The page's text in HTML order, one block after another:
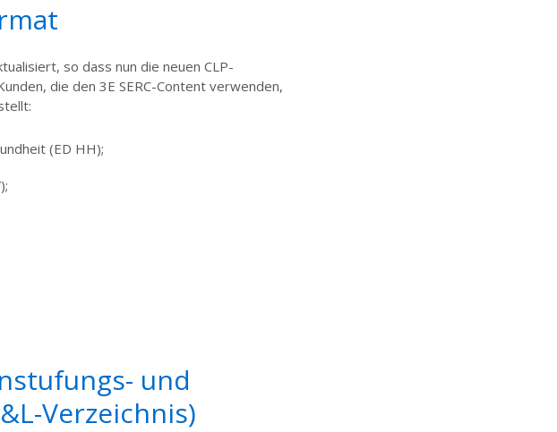
so dass nun die neuen CLP-
die den 3E SERC-Content verwenden,
(ED HH);
und
Verzeichnis)